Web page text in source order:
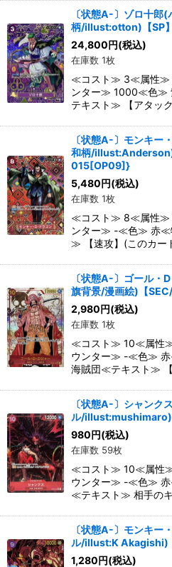
〔状態A-〕ゾロ十郎
柄/illust:otton)【SP
24,800円(税込)
在庫数 1枚
≪コスト≫ 3≪属性≫
ンター≫ 1000≪色≫
テキスト≫ 【アタッ
〔状態A-〕モンキー
和柄/
015[OP09]}
5,480円(税込)
在庫数 1枚
≪コスト≫ 8≪属性≫
ンター≫ -≪色≫ 赤≪
≫ 【速攻】(このカー
〔状態A-〕ゴール・
旗背景/漫画絵)【
2,980円(税込)
在庫数 1枚
≪コスト≫ 10≪属性
ウンター≫ -≪色≫ 赤
海賊団≪テキスト≫
〔状態A-〕シャンク
ル/
980円(税込)
在庫数 59枚
≪コスト≫ 10≪属性
ウンター≫ -≪色≫ 赤
≪テキスト≫ 相手の
〔状態A-〕モンキー
ル/illust:K Akagishi)
1,280円(税込)